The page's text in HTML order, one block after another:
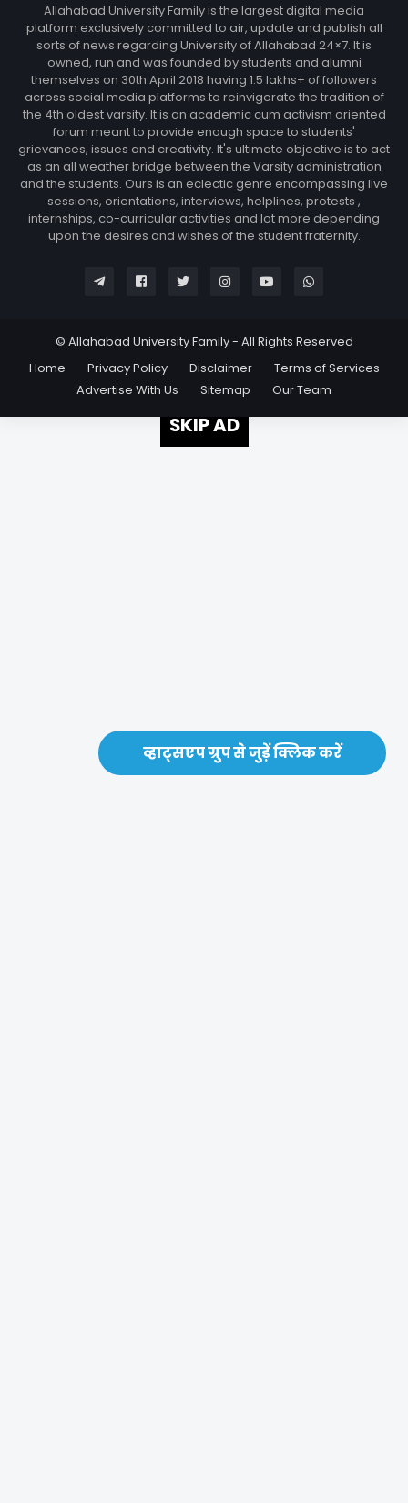
व्हाट्सएप ग्रुप से जुड़ें क्लिक करें
Allahabad University Family is the largest digital media
platform exclusively committed to air, update and publish all
sorts of news regarding University of Allahabad 24×7. It is
owned, run and was founded by students and alumni
themselves on 30th April 2018 having 1.5 lakhs+ of followers
across social media platforms to reinvigorate the tradition of
the 4th oldest varsity. It is an academic cum activism oriented
forum meant to provide enough space to students'
grievances, issues and creativity. It's ultimate objective is to act
as an all weather bridge between the Varsity administration
and the students. Ours is an eclectic genre encompassing live
sessions, orientations, interviews, helplines, protests ,
internships, co-curricular activities and lot more depending
upon the desires and wishes of the student fraternity.
© Allahabad University Family - All Rights Reserved
Home
Privacy Policy Disclaimer
Terms of Services
Advertise With Us
Sitemap Our Team
SKIP AD